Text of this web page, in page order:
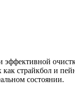
страйкбол и
состоянии.